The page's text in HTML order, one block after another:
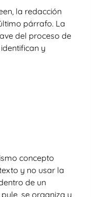
la redacción
párrafo. La
del proceso de
y
concepto
y no usar la
de un
se organiza y